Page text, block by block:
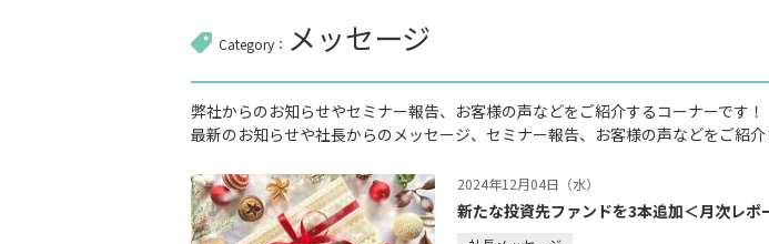
Category： メッセージ
弊社からのお知らせやセミナー報告、お客様の声などをご紹介するコーナーです！
最新のお知らせや社長からのメッセージ、セミナー報告、お客様の声などをご紹
2024年12月04日（水）
新たな投資先ファンドを3本追加＜月次レポ